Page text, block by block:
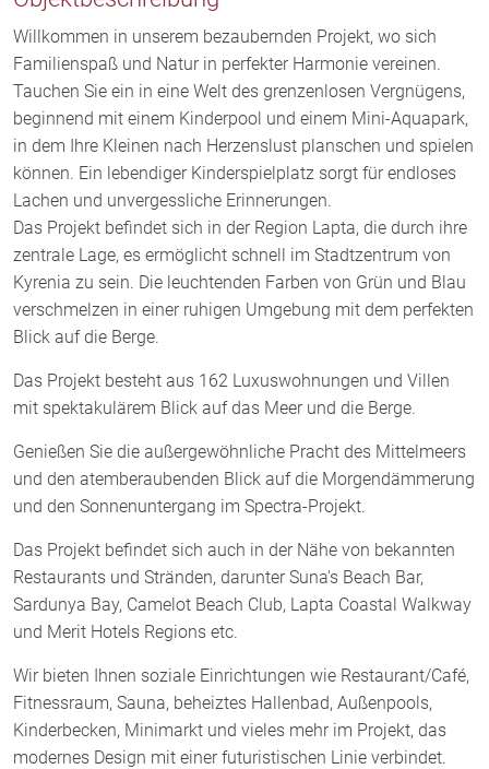
Willkommen in unserem bezaubernden Projekt, wo sich
Familienspaß und Natur in perfekter Harmonie vereinen.
Tauchen Sie ein in eine Welt des grenzenlosen Vergnügens,
beginnend mit einem Kinderpool und einem Mini-Aquapark,
in dem Ihre Kleinen nach Herzenslust planschen und spielen
können. Ein lebendiger Kinderspielplatz sorgt für endloses
Lachen und unvergessliche Erinnerungen.
Das Projekt befindet sich in der Region Lapta, die durch ihre
zentrale Lage, es ermöglicht schnell im Stadtzentrum von
Kyrenia zu sein. Die leuchtenden Farben von Grün und Blau
verschmelzen in einer ruhigen Umgebung mit dem perfekten
Blick auf die Berge.
Das Projekt besteht aus 162 Luxuswohnungen und Villen
mit spektakulärem Blick auf das Meer und die Berge.
Genießen Sie die außergewöhnliche Pracht des Mittelmeers
und den atemberaubenden Blick auf die Morgendämmerung
und den Sonnenuntergang im Spectra-Projekt.
Das Projekt befindet sich auch in der Nähe von bekannten
Restaurants und Stränden, darunter Suna's Beach Bar,
Sardunya Bay, Camelot Beach Club, Lapta Coastal Walkway
und Merit Hotels Regions etc.
Wir bieten Ihnen soziale Einrichtungen wie Restaurant/Café,
Fitnessraum, Sauna, beheiztes Hallenbad, Außenpools,
Kinderbecken, Minimarkt und vieles mehr im Projekt, das
modernes Design mit einer futuristischen Linie verbindet.